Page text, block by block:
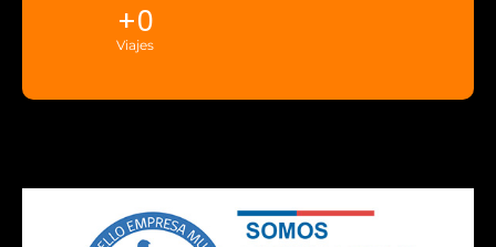
Viajes
+0